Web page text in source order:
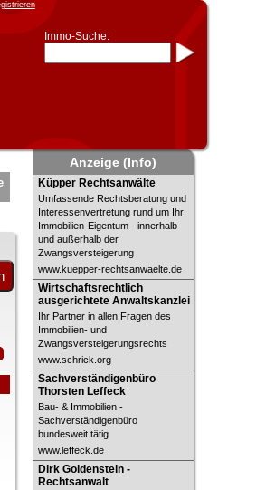
Immo-Suche:
* Suche verfeinern durch
Kombinieren
z.B.: 15 Frankfurtfür
Frankfurt/Oder
und6 Frankfurtfür Frankfurt am
Main
Immobiliensuche
nach Kreis
nach Amtsgericht
Anzeige(Info)
Küpper Rechtsanwälte
Küpper Rechtsanwälte
Umfassende Rechtsberatung und
Interessenvertretung rund um Ihr
Immobilien-Eigentum - innerhalb
und außerhalb der
Zwangsversteigerung
www.kuepper-rechtsanwaelte.de
Wirtschaftsrechtlich ausgerichtete
Anwaltskanzlei
Wirtschaftsrechtlich
ausgerichtete Anwaltskanzlei
Ihr Partner in allen Fragen des
Immobilien- und
Zwangsversteigerungsrechts
www.schrick.org
Sachverständigenbüro
Thorsten Leffeck
Sachverständigenbüro
Thorsten Leffeck
Bau- & Immobilien -
Sachverständigenbüro
bundesweit tätig
www.leffeck.de
Dirk Goldenstein - Rechtsanwalt
Dirk Goldenstein -
Rechtsanwalt